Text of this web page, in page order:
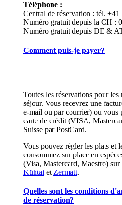
Téléphone :
Central de réservation : tél.
Numéro gratuit depuis la CH :
Numéro gratuit depuis DE &
Comment puis-je payer?
Toutes les réservations pour les
séjour. Vous recevrez une
e-mail ou par courrier) ou vous
carte de crédit (VISA,
Suisse par PostCard.
Vous pouvez régler les plats et
consommez sur place en
(Visa, Mastercard, Maestro) sur
Kühtai et Zermatt.
Quelles sont les conditions
de réservation?